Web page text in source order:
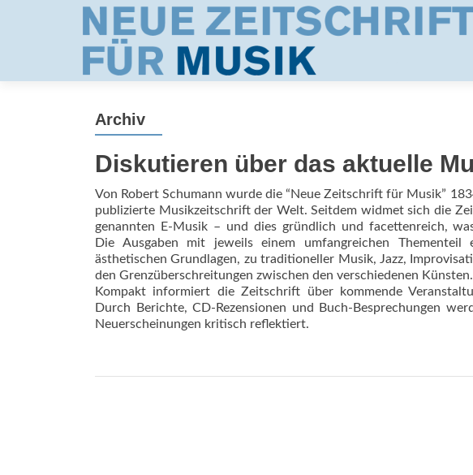
Archiv
Diskutieren über das aktuelle
Von Robert Schumann wurde die “Neue Zeitschrift für Musik”
publizierte Musikzeitschrift der Welt. Seitdem widmet sich die
genannten E-Musik – und dies gründlich und facettenreich,
Die Ausgaben mit jeweils einem umfangreichen
ästhetischen Grundlagen, zu traditioneller Musik, Jazz,
den Grenzüberschreitungen zwischen den verschiedenen Künsten.
Kompakt informiert die Zeitschrift über kommende
Durch Berichte, CD-Rezensionen und Buch-Besprechungen
Neuerscheinungen kritisch reflektiert.